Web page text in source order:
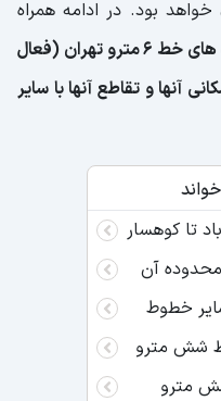
بود. در ادامه همراه
تمام ایستگاه های خط 6 مترو تهران (فعال
محدوده مکانی آنها و تقاطع آنها با سایر
شش مترو
مترو